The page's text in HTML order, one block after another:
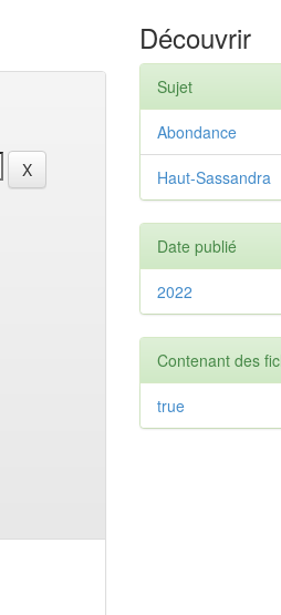
Découvrir
Sujet
Abondance
Haut-Sassandra
Date publié
2022
Contenant des
true